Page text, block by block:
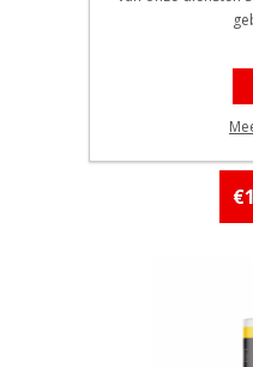
Doos
EAN:
meer op